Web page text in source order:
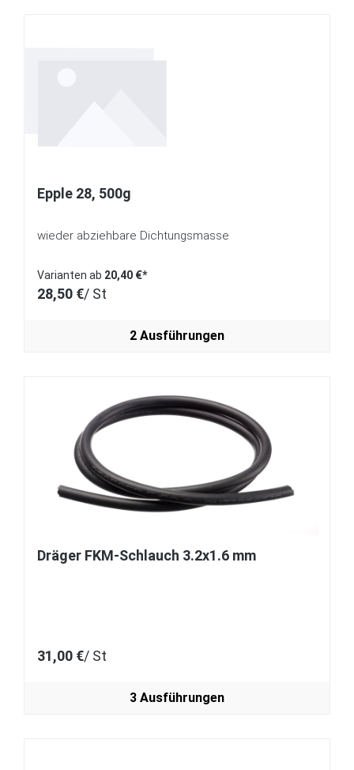
Epple 28, 500g
wieder abziehbare Dichtungsmasse
Varianten ab 20,40 €*
28,50 €/ St
2 Ausführungen
Dräger FKM-Schlauch 3.2x1.6 mm
31,00 €/ St
3 Ausführungen